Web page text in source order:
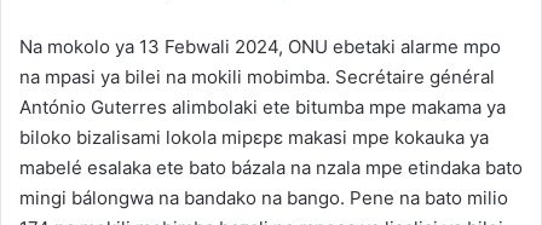
Na mokolo ya 13 Febwali 2024, ONU ebetaki alarme mpo
na mpasi ya bilei na mokili mobimba. Secrétaire général
António Guterres alimbolaki ete bitumba mpe makama ya
biloko bizalisami lokola mipɛpɛ makasi mpe kokauka ya
mabelé esalaka ete bato bázala na nzala mpe etindaka bato
mingi bálongwa na bandako na bango. Pene na bato milio